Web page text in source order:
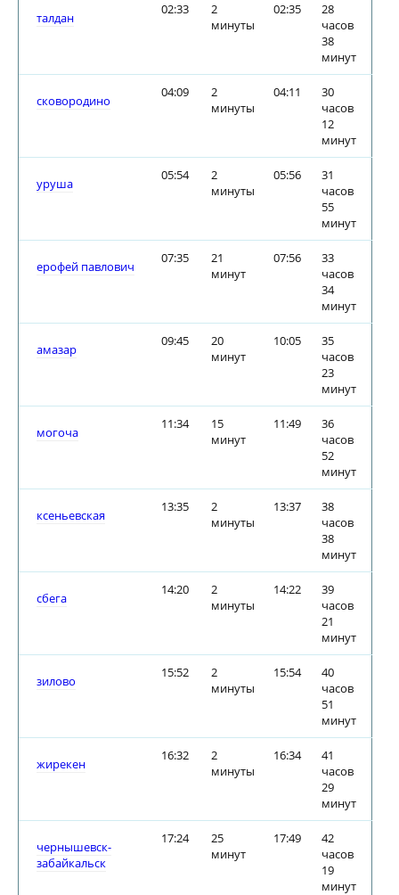
талдан
02:33
2
минуты
02:35
28
часов
38
минут
сковородино
04:09
2
минуты
04:11
30
часов
12
минут
уруша
05:54
2
минуты
05:56
31
часов
55
минут
ерофей павлович
07:35
21
минут
07:56
33
часов
34
минут
амазар
09:45
20
минут
10:05
35
часов
23
минут
могоча
11:34
15
минут
11:49
36
часов
52
минут
ксеньевская
13:35
2
минуты
13:37
38
часов
38
минут
сбега
14:20
2
минуты
14:22
39
часов
21
минут
зилово
15:52
2
минуты
15:54
40
часов
51
минут
жирекен
16:32
2
минуты
16:34
41
часов
29
минут
чернышевск-
забайкальск
17:24
25
минут
17:49
42
часов
19
минут